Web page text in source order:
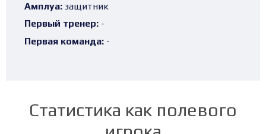
Амплуа: защитник
Первый тренер: -
Первая команда: -
Статистика как полевого